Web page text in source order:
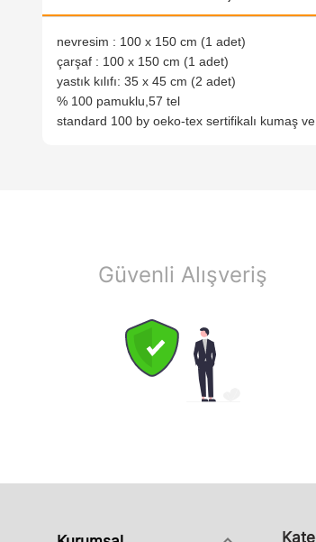
nevresim : 100 x 150 cm (1 adet)
çarşaf : 100 x 150 cm (1 adet)
yastık kılıfı: 35 x 45 cm (2 adet)
% 100 pamuklu,57 tel
standard 100 by oeko-tex sertifikalı kumaş ve
Güvenli Alışveriş